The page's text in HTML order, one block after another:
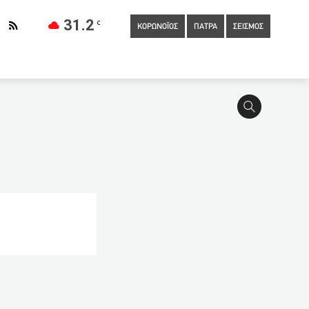
31.2 C
ΚΟΡΩΝΟΪΟΣ ΠΑΤΡΑ ΣΕΙΣΜΟΣ
Κορονοϊός: Οδηγίες
Ρωσία: Θα μπορούν